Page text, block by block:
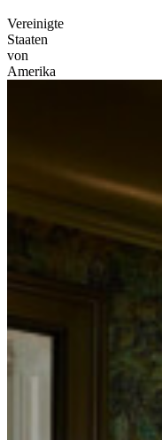
Vereinigte
Staaten
von
Amerika